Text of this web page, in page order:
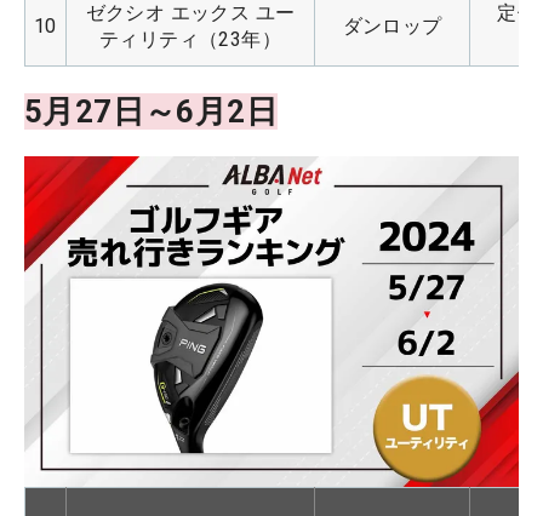
10
ゼクシオ エックス ユー
ティリティ（23年）
ダンロップ
定価
5月27日～6月2日